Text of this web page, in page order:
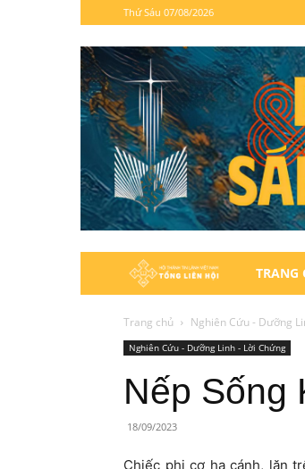
Thứ Sáu 07/08/2026
Hội
Thánh
Tin
Lành
TRANG
Trang chủ Nghiên Cứu - Dưỡng
Nghiên Cứu - Dưỡng Linh - Lời Chứng
Nếp Sống
18/09/2023
Chiếc phi cơ hạ cánh, lăn